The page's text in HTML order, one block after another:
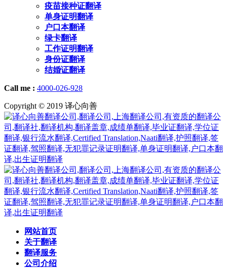
疫苗接种证翻译
单身证明翻译
户口本翻译
绿卡翻译
工作证明翻译
身份证翻译
结婚证翻译
Call me : 4000-026-928
Copyright © 2019 译心向善
网站首页
关于翻译
翻译服务
公司介绍